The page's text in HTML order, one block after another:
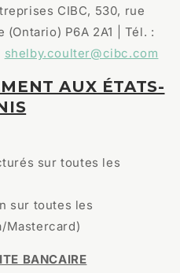
CIBC, 530, rue
(Ontario) P6A 2A1 | Tél. :
shelby.coulter@cibc.com
AUX ÉTATS-
sur toutes les
sur toutes les
Mastercard)
BANCAIRE